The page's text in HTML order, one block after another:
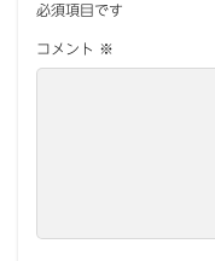
必須項目です
コメント ※